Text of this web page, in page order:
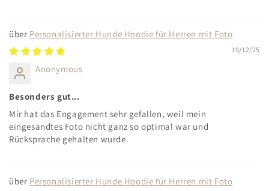
Personalisierter Hunde Hoodie für Herren mit Foto
19/12/25
Anonymous
Besonders gut...
Mir hat das Engagement sehr gefallen, weil mein
eingesandtes Foto nicht ganz so optimal war und
Rücksprache gehalten wurde.
Personalisierter Hunde Hoodie für Herren mit Foto